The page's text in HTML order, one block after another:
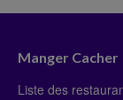
Manger Cacher
Liste des